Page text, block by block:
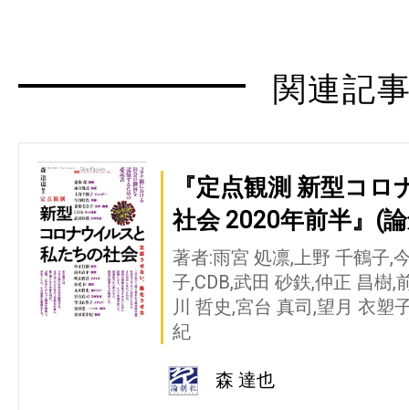
関連記
『定点観測 新型コ
社会 2020年前半』(
著者:雨宮 処凛,上野 千鶴子,
子,CDB,武田 砂鉄,仲正 昌樹,
川 哲史,宮台 真司,望月 衣塑
紀
森 達也